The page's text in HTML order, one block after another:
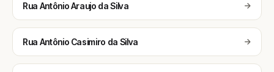
Rua Antônio Araujo da Silva
Rua Antônio Casimiro da Silva